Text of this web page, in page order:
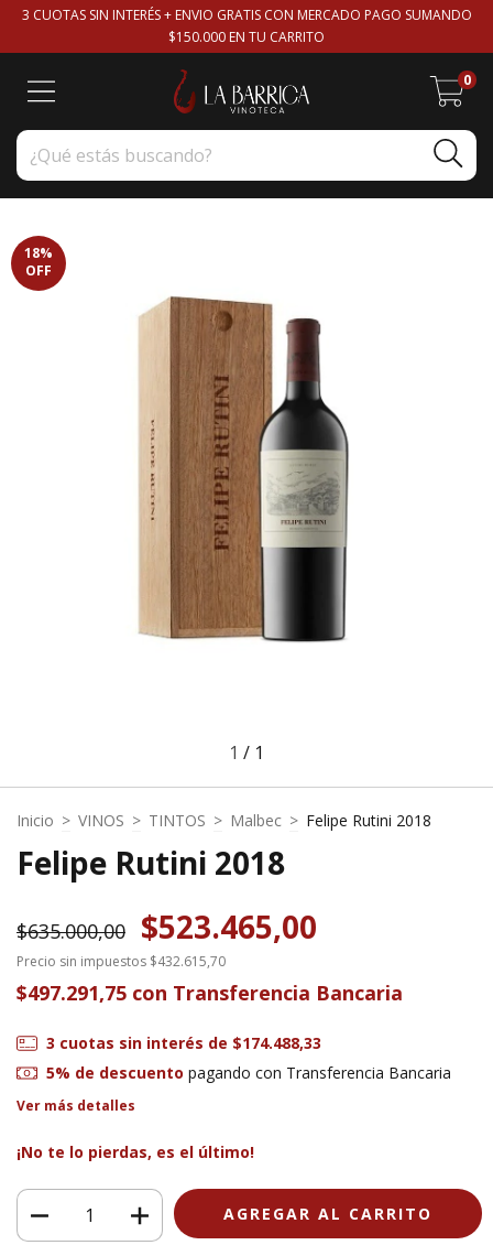
3 CUOTAS SIN INTERÉS + ENVIO GRATIS CON MERCADO PAGO SUMANDO
$150.000 EN TU CARRITO
0
18%
OFF
1 / 1
Inicio > VINOS > TINTOS > Malbec > Felipe Rutini 2018
Felipe Rutini 2018
$635.000,00 $523.465,00
Precio sin impuestos $432.615,70
$497.291,75 con Transferencia Bancaria
3 cuotas sin interés de $174.488,33
5% de descuento pagando con Transferencia Bancaria
Ver más detalles
¡No te lo pierdas, es el último!